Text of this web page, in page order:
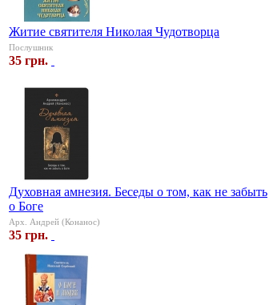
Житие святителя Николая Чудотворца
Послушник
35 грн.
Духовная амнезия. Беседы о том, как не забыть
о Боге
Арх. Андрей (Конанос)
35 грн.